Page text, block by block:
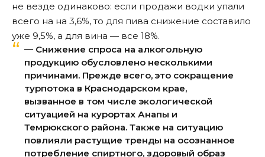
не везде одинаково: если продажи водки упали
всего на на 3,6%, то для пива снижение составило
уже 9,5%, а для вина — все 18%.
— Снижение спроса на алкогольную
продукцию обусловлено несколькими
причинами. Прежде всего, это сокращение
турпотока в Краснодарском крае,
вызванное в том числе экологической
ситуацией на курортах Анапы и
Темрюкского района. Также на ситуацию
повлияли растущие тренды на осознанное
потребление спиртного, здоровый образ